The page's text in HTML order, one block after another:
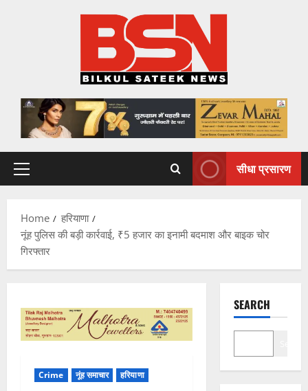
Primary
सीधा प्रसारण
Home
हरियाणा
नूंह पुलिस की बड़ी कार्रवाई, ₹5 हजार का इनामी बदमाश और बाइक चोर
गिरफ्तार
Crime नूंह समाचार हरियाणा
SEARCH